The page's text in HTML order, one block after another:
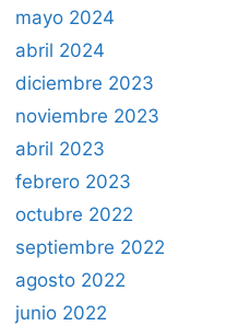
mayo 2024
abril 2024
diciembre 2023
noviembre 2023
abril 2023
febrero 2023
octubre 2022
septiembre 2022
agosto 2022
junio 2022